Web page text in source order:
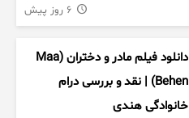
دانلود فیلم مادر و دختران (Maa
Behen) | نقد و بررسی درام
خانوادگی هندی